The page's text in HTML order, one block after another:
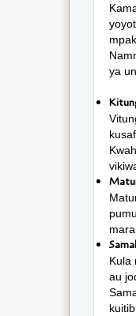
ya
Kula
au